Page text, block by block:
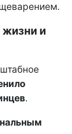
жизни и
.